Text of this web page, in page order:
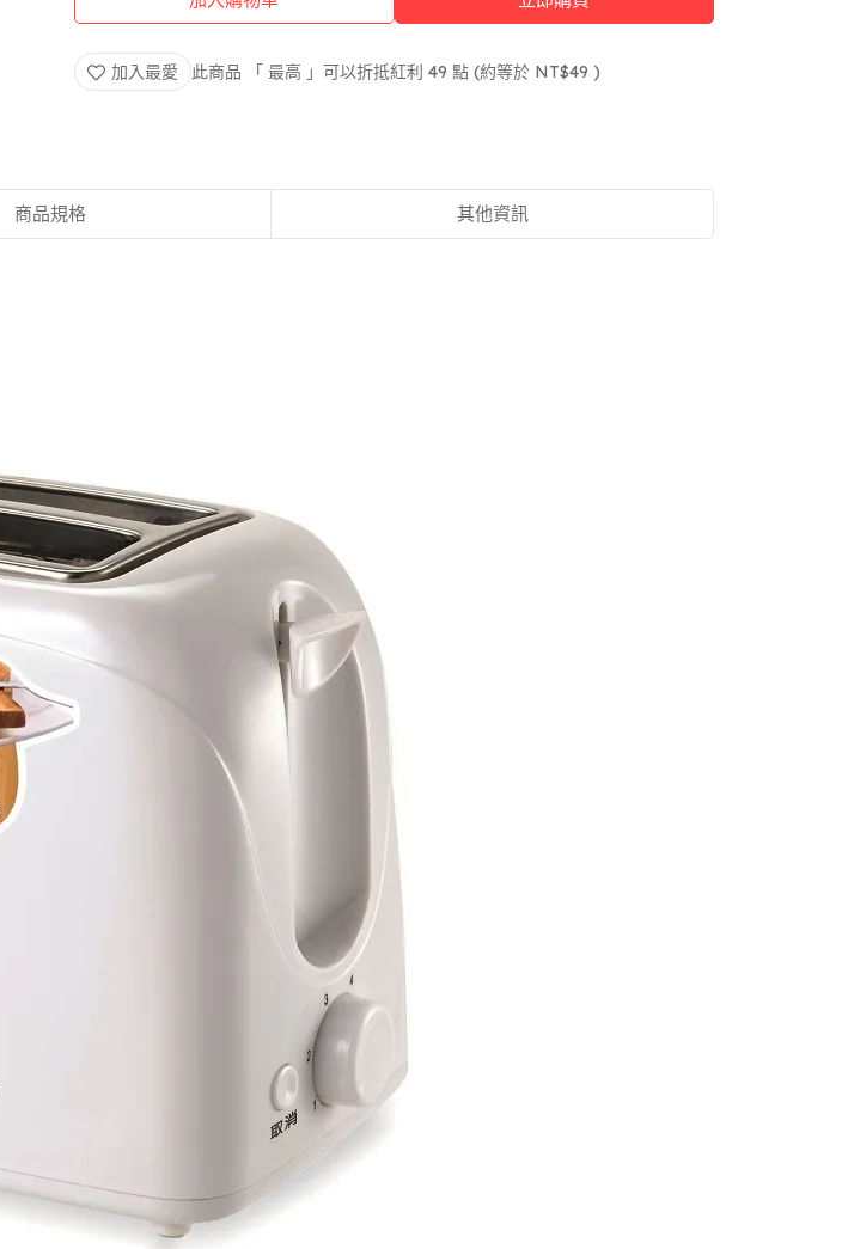
加入最愛 此商品 「 最高 」可以折抵紅利 49 點 (約等於 NT$49 )
商品規格 其他資訊